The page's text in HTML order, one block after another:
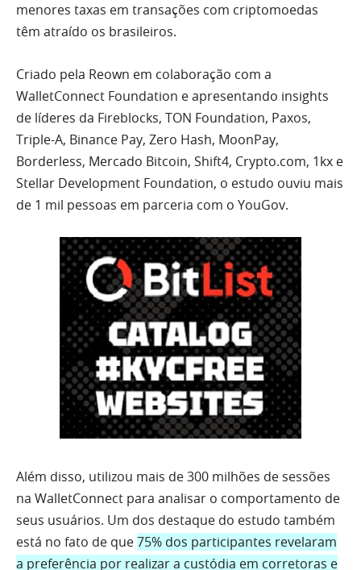
menores taxas em transações com criptomoedas
têm atraído os brasileiros.
Criado pela Reown em colaboração com a
WalletConnect Foundation e apresentando insights
de líderes da Fireblocks, TON Foundation, Paxos,
Triple-A, Binance Pay, Zero Hash, MoonPay,
Borderless, Mercado Bitcoin, Shift4, Crypto.com, 1kx e
Stellar Development Foundation, o estudo ouviu mais
de 1 mil pessoas em parceria com o YouGov.
Além disso, utilizou mais de 300 milhões de sessões
na WalletConnect para analisar o comportamento de
seus usuários. Um dos destaque do estudo também
está no fato de que75% dos participantes revelaram
a preferência por realizar a custódia em corretoras e